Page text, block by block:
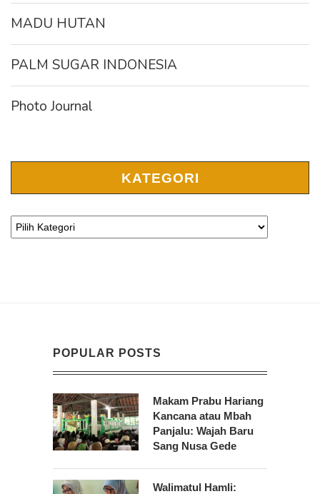
MADU HUTAN
PALM SUGAR INDONESIA
Photo Journal
KATEGORI
POPULAR POSTS
Makam Prabu Hariang
Kancana atau Mbah
Panjalu: Wajah Baru
Sang Nusa Gede
Walimatul Hamli: